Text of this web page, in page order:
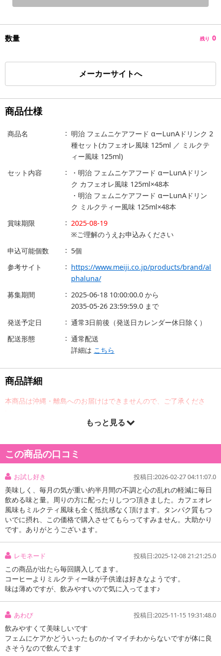
数量 残り 0
メーカーサイトへ
商品仕様
商品名
明治 フェムニケアフード αーLunAドリンク 2
種セット(カフェオレ風味 125ml ／ ミルクテ
ィー風味 125ml)
セット内容
・明治 フェムニケアフード αーLunAドリン
ク カフェオレ風味 125ml×48本
・明治 フェムニケアフード αーLunAドリン
ク ミルクティー風味 125ml×48本
賞味期限
2025-08-19
※ご理解のうえお申込みください
申込可能個数
5個
参考サイト
https://www.meiji.co.jp/products/brand/al
phaluna/
募集期間
2025-06-18 10:00:00.0 から
2035-05-26 23:59:59.0 まで
発送予定日
通常3日前後（発送日カレンダー休日除く）
配送形態
通常配送
詳細は こちら
商品詳細
本商品は沖縄・離島へのお届けはできませんので、ご了承くださ
目し、女性のカラダを手軽においしく応援したいという思いから、
生まれた新しいブランドです。
原産国(最終加工地):
【明治 フェムニケアフード αーLunAドリンク カフェオレ風味】
【明治 フェムニケアフード αーLunAドリンク ミルクティー風味】
もっと見る
この商品の口コミ
お試し好き 投稿日:2026-02-27 04:11:07.0
美味しく、毎月の気が重い約半月間の不調と心の乱れの軽減に毎日
飲める味と量。周りの方に配ったりしつつ頂きました。カフェオレ
風味もミルクティ風味も全く抵抗感なく頂けます。タンパク質もつ
いでに摂れ、この価格で購入させてもらってすみません。大助かり
です。ありがとうございます。
レモネード 投稿日:2025-12-08 21:21:25.0
この商品が出たら毎回購入してます。
コーヒーよりミルクティー味が子供達は好きなようです。
味は薄めですが、飲みやすいので気に入ってます♪
あわび 投稿日:2025-11-15 19:31:48.0
飲みやすくて美味しいです
フェムにケアかどういったものかイマイチわからないですが体に良
さそうなので飲んでます